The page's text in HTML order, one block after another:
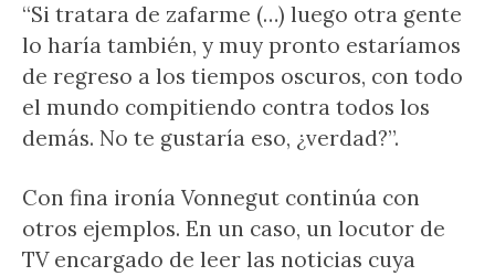
“Si tratara de zafarme (…) luego otra gente
lo haría también, y muy pronto estaríamos
de regreso a los tiempos oscuros, con todo
el mundo compitiendo contra todos los
demás. No te gustaría eso, ¿verdad?”.
Con fina ironía Vonnegut continúa con
otros ejemplos. En un caso, un locutor de
TV encargado de leer las noticias cuya